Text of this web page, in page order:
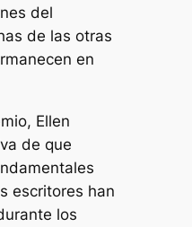
del
de las otras
en
Ellen
de que
escritores han
los